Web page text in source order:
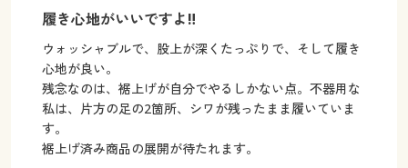
履き心地がいいですよ‼️
ウォッシャブルで、股上が深くたっぷりで、そして履き
心地が良い。
残念なのは、裾上げが自分でやるしかない点。不器用な
私は、片方の足の2箇所、シワが残ったまま履いていま
す。
裾上げ済み商品の展開が待たれます。